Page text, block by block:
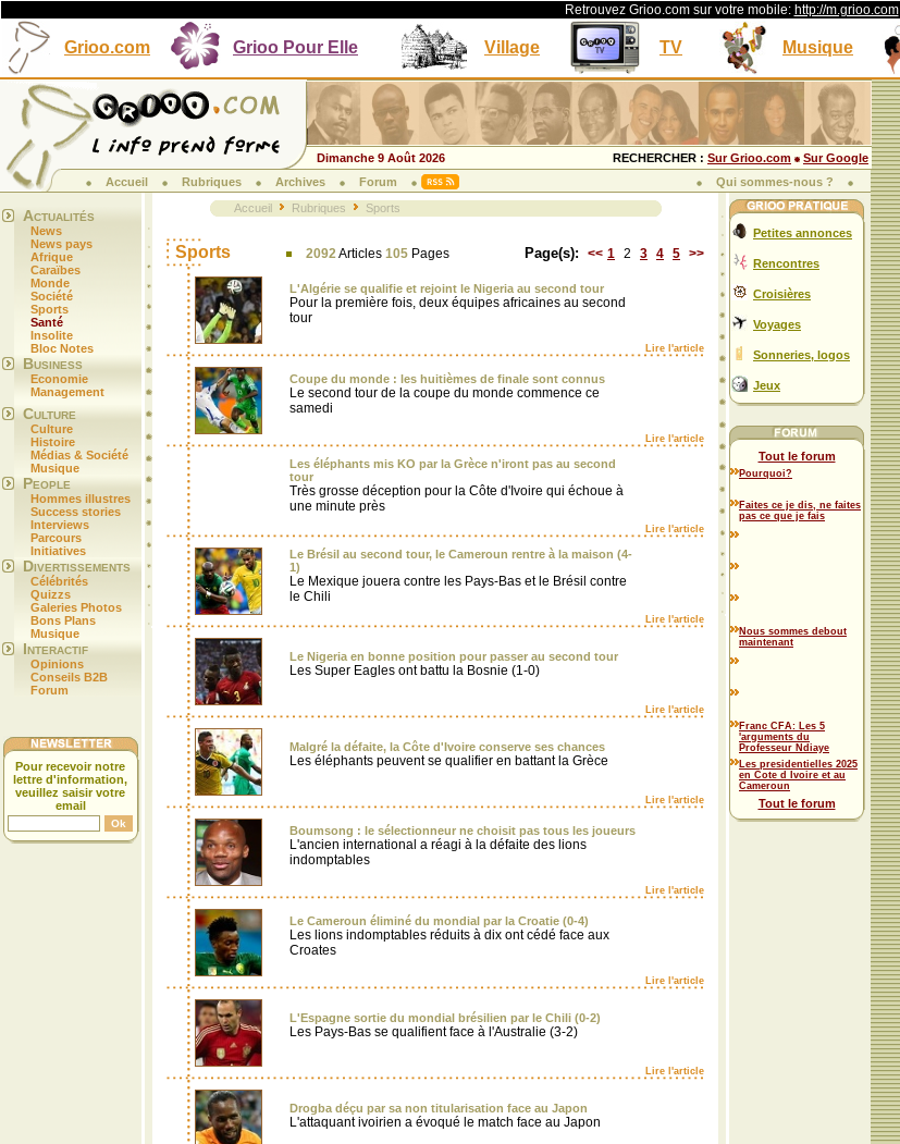
Retrouvez Grioo.com sur votre mobile: http://m.grioo.com
Grioo.com Grioo Pour Elle Village TV Musique
Dimanche 9 Août 2026 RECHERCHER : Sur Grioo.com
Sur Google
Accueil
Rubriques Archives Forum Qui sommes-nous ?
Actualités
News
News pays
Afrique
Caraïbes
Monde
Société
Sports
Santé
Insolite
Bloc Notes
Business
Economie
Management
Culture
Culture
Histoire
Médias & Société
Musique
People
Hommes illustres
Success stories
Interviews
Parcours
Initiatives
Divertissements
Célébrités
Quizzs
Galeries Photos
Bons Plans
Musique
Interactif
Opinions
Conseils B2B
Forum
Pour recevoir notre
lettre d'information,
veuillez saisir votre
email
Accueil Rubriques Sports
Sports 2092Articles 105 Pages Page(s): << 1 2 3 4 5 >>
L'Algérie se qualifie et rejoint le Nigeria au second tour
Pour la première fois, deux équipes africaines au second
tour
Lire l'article
Coupe du monde : les huitièmes de finale sont connus
Le second tour de la coupe du monde commence ce
samedi
Lire l'article
Les éléphants mis KO par la Grèce n'iront pas au second
tour
Très grosse déception pour la Côte d'Ivoire qui échoue à
une minute près
Lire l'article
Le Brésil au second tour, le Cameroun rentre à la maison (4-
1)
Le Mexique jouera contre les Pays-Bas et le Brésil contre
le Chili
Lire l'article
Le Nigeria en bonne position pour passer au second tour
Les Super Eagles ont battu la Bosnie (1-0)
Lire l'article
Malgré la défaite, la Côte d'Ivoire conserve ses chances
Les éléphants peuvent se qualifier en battant la Grèce
Lire l'article
Boumsong : le sélectionneur ne choisit pas tous les joueurs
L'ancien international a réagi à la défaite des lions
indomptables
Lire l'article
Le Cameroun éliminé du mondial par la Croatie (0-4)
Les lions indomptables réduits à dix ont cédé face aux
Croates
Lire l'article
L'Espagne sortie du mondial brésilien par le Chili (0-2)
Les Pays-Bas se qualifient face à l'Australie (3-2)
Lire l'article
Drogba déçu par sa non titularisation face au Japon
L'attaquant ivoirien a évoqué le match face au Japon
Petites annonces
Rencontres
Croisières
Voyages
Sonneries, logos
Jeux
Tout le forum
Pourquoi?
Faites ce je dis, ne faites
pas ce que je fais
Nous sommes debout
maintenant
Franc CFA: Les 5
'arguments du
Professeur Ndiaye
Les presidentielles 2025
en Cote d Ivoire et au
Cameroun
Tout le forum